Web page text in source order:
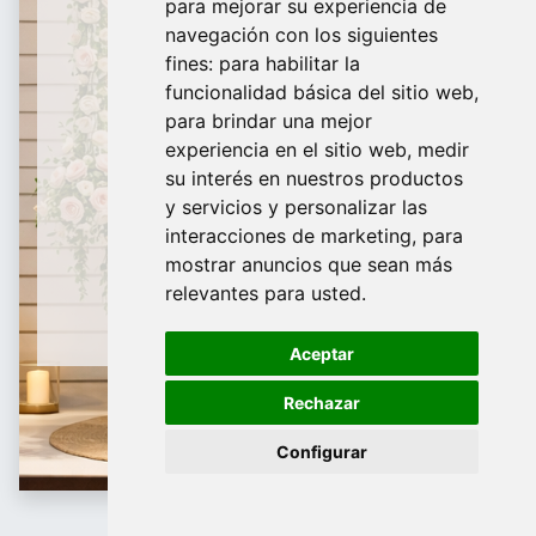
para mejorar su experiencia de
navegación con los siguientes
fines: para habilitar la
funcionalidad básica del sitio web,
para brindar una mejor
experiencia en el sitio web, medir
su interés en nuestros productos
y servicios y personalizar las
interacciones de marketing, para
mostrar anuncios que sean más
relevantes para usted.
Aceptar
Rechazar
Configurar
De domingo a Viernes
¿Te ayudamos?
688 097 373​
info@tridecor.net
Contáctanos
Portacarteles y Precios